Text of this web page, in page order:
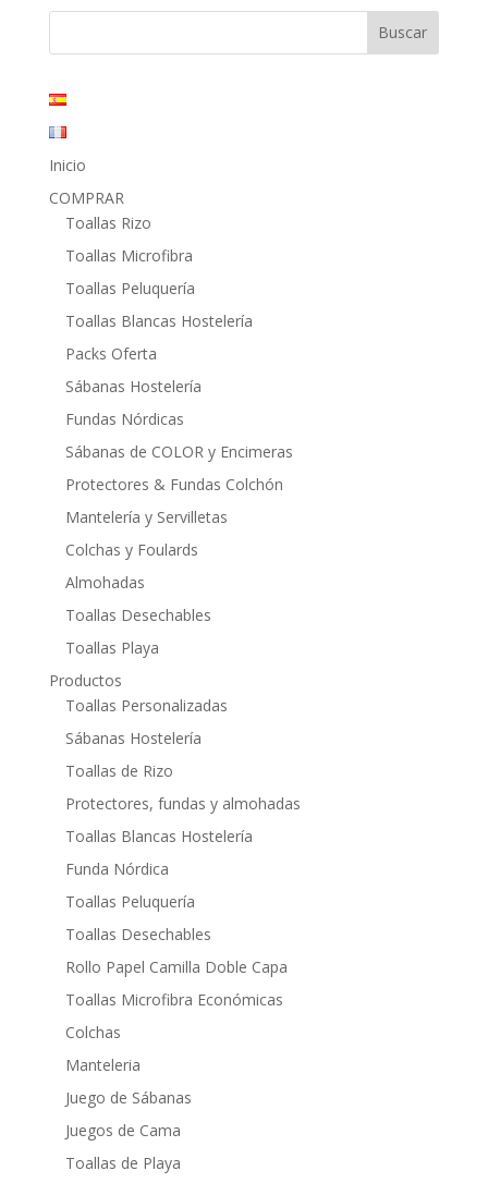
era:
es:
Inicio
COMPRAR
Toallas Rizo
Toallas Microfibra
Toallas Peluquería
Toallas Blancas Hostelería
Packs Oferta
Sábanas Hostelería
Fundas Nórdicas
Sábanas de COLOR y Encimeras
Protectores & Fundas Colchón
Mantelería y Servilletas
Colchas y Foulards
Almohadas
Toallas Desechables
Toallas Playa
Productos
Toallas Personalizadas
Sábanas Hostelería
Toallas de Rizo
Protectores, fundas y almohadas
Toallas Blancas Hostelería
Funda Nórdica
Toallas Peluquería
Toallas Desechables
Rollo Papel Camilla Doble Capa
Toallas Microfibra Económicas
Colchas
Manteleria
Juego de Sábanas
Juegos de Cama
Toallas de Playa